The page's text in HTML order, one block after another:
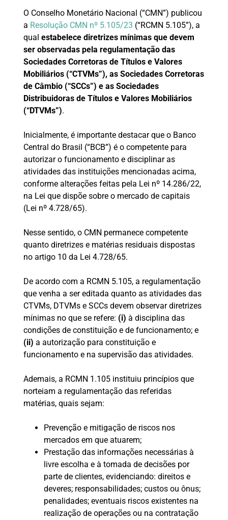
O Conselho Monetário Nacional (“CMN”) publicou
a Resolução CMN nº 5.105/23 (“RCMN 5.105”), a
qual estabelece diretrizes mínimas que devem
ser observadas pela regulamentação das
Sociedades Corretoras de Títulos e Valores
Mobiliários (“CTVMs”), as Sociedades Corretoras
de Câmbio (“SCCs”) e as Sociedades
Distribuidoras de Títulos e Valores Mobiliários
(“DTVMs”).
Inicialmente, é importante destacar que o Banco
Central do Brasil (“BCB”) é o competente para
autorizar o funcionamento e disciplinar as
atividades das instituições mencionadas acima,
conforme alterações feitas pela Lei nº 14.286/22,
na Lei que dispõe sobre o mercado de capitais
(Lei nº 4.728/65).
Nesse sentido, o CMN permanece competente
quanto diretrizes e matérias residuais dispostas
no artigo 10 da Lei 4.728/65.
De acordo com a RCMN 5.105, a regulamentação
que venha a ser editada quanto as atividades das
CTVMs, DTVMs e SCCs devem observar diretrizes
mínimas no que se refere: (i) à disciplina das
condições de constituição e de funcionamento; e
(ii) a autorização para constituição e
funcionamento e na supervisão das atividades.
Ademais, a RCMN 1.105 instituiu princípios que
norteiam a regulamentação das referidas
matérias, quais sejam:
Prevenção e mitigação de riscos nos
mercados em que atuarem;
Prestação das informações necessárias à
livre escolha e à tomada de decisões por
parte de clientes, evidenciando: direitos e
deveres; responsabilidades; custos ou ônus;
penalidades; eventuais riscos existentes na
realização de operações ou na contratação